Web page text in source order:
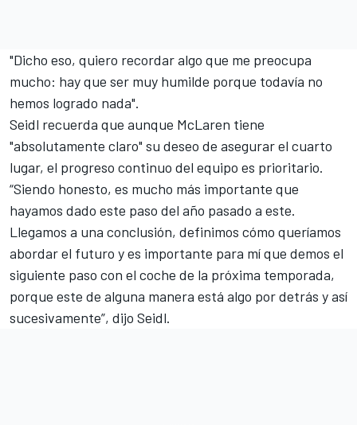
"Dicho eso, quiero recordar algo que me preocupa
mucho: hay que ser muy humilde porque todavía no
hemos logrado nada".
Seidl recuerda que aunque McLaren tiene
"absolutamente claro" su deseo de asegurar el cuarto
lugar, el progreso continuo del equipo es prioritario.
“Siendo honesto, es mucho más importante que
hayamos dado este paso del año pasado a este.
Llegamos a una conclusión, definimos cómo queríamos
abordar el futuro y es importante para mí que demos el
siguiente paso con el coche de la próxima temporada,
porque este de alguna manera está algo por detrás y así
sucesivamente”, dijo Seidl.